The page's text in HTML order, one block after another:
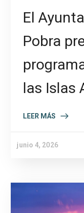
El
Pobra
las Islas
LEER MÁS
junio 4, 2026